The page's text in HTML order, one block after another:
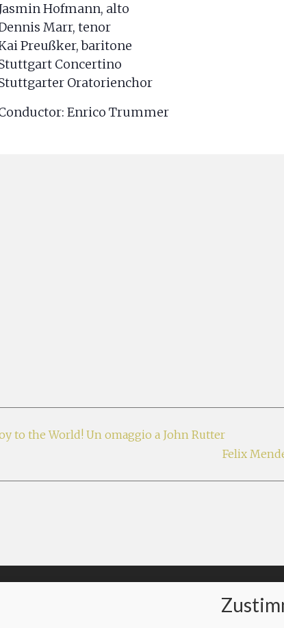
Hofmann, alto
Marr, tenor
Preußker, baritone
Concertino
Oratorienchor
Enrico Trummer
to the World! Un omaggio a John Rutter
Felix